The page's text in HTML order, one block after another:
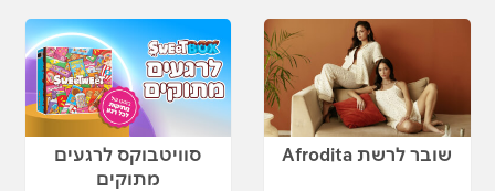
שובר לרשת Afrodita
סוויטבוקס לרגעים
מתוקים